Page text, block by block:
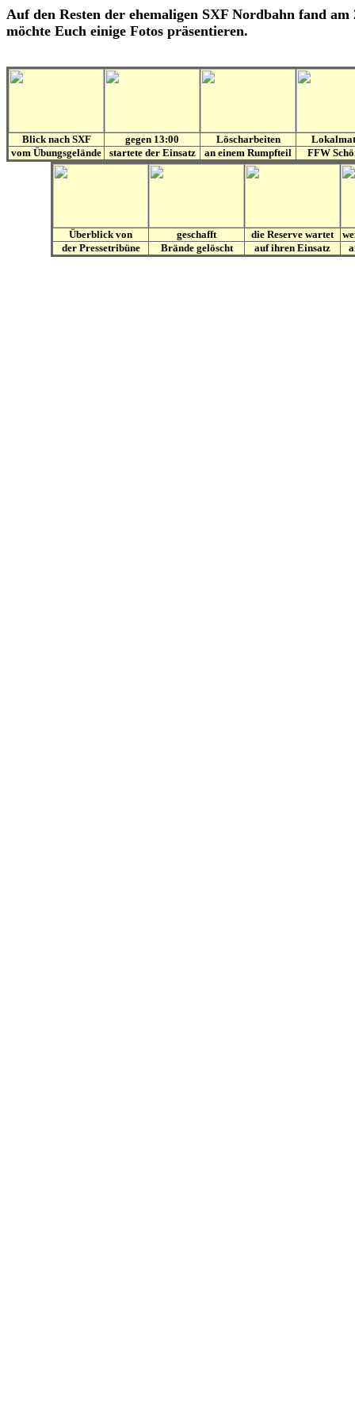
Auf den Resten der ehemaligen SXF Nordbahn fand
möchte Euch einige Fotos präsentieren.
Blick nach SXF gegen 13:00 Löscharbeiten
vom Übungsgelände
startete der Einsatz an einem Rumpfteil FFW
Überblick von geschafft die Reserve wartet
der Pressetribüne
Brände gelöscht auf ihren Einsatz